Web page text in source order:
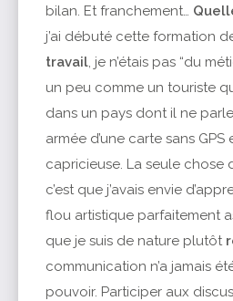
bilan. Et franchement…
j’ai débuté cette formation
travail, je n’étais pas “du
un peu comme un touriste
dans un pays dont il ne
armée d’une carte sans GPS
capricieuse. La seule chose
c’est que j’avais envie
flou artistique parfaitement
que je suis de nature plutôt
communication n’a jamais
pouvoir. Participer aux